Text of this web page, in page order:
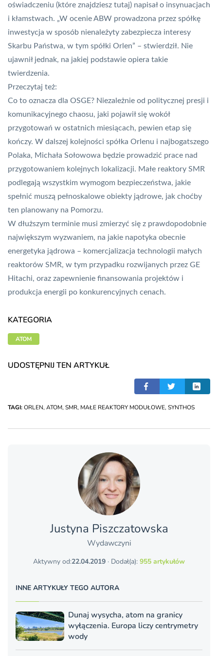
oświadczeniu (które znajdziesz tutaj) napisał o insynuacjach
i kłamstwach. „W ocenie ABW prowadzona przez spółkę
inwestycja w sposób nienależyty zabezpiecza interesy
Skarbu Państwa, w tym spółki Orlen” – stwierdził. Nie
ujawnił jednak, na jakiej podstawie opiera takie
twierdzenia.
Przeczytaj też:
Co to oznacza dla OSGE? Niezależnie od politycznej presji i
komunikacyjnego chaosu, jaki pojawił się wokół
przygotowań w ostatnich miesiącach, pewien etap się
kończy. W dalszej kolejności spółka Orlenu i najbogatszego
Polaka, Michała Sołowowa będzie prowadzić prace nad
przygotowaniem kolejnych lokalizacji. Małe reaktory SMR
podlegają wszystkim wymogom bezpieczeństwa, jakie
spełnić muszą pełnoskalowe obiekty jądrowe, jak choćby
ten planowany na Pomorzu.
W dłuższym terminie musi zmierzyć się z prawdopodobnie
największym wyzwaniem, na jakie napotyka obecnie
energetyka jądrowa – komercjalizacja technologii małych
reaktorów SMR, w tym przypadku rozwijanych przez GE
Hitachi, oraz zapewnienie finansowania projektów i
produkcja energii po konkurencyjnych cenach.
KATEGORIA
ATOM
UDOSTĘPNIJ TEN ARTYKUŁ
TAGI:ORLEN, ATOM, SMR, MAŁE REAKTORY MODUŁOWE, SYNTHOS
Justyna Piszczatowska
Wydawczyni
Aktywny od:22.04.2019 · Dodał(a): 955 artykułów
INNE ARTYKUŁY TEGO AUTORA
Dunaj wysycha, atom na granicy
wyłączenia. Europa liczy centrymetry
wody